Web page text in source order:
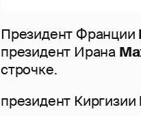
Президент Франции
президент Ирана
строчке.
президент Киргизии